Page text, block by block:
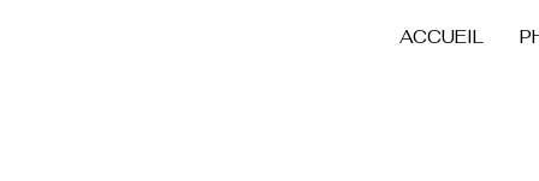
ACCUEIL